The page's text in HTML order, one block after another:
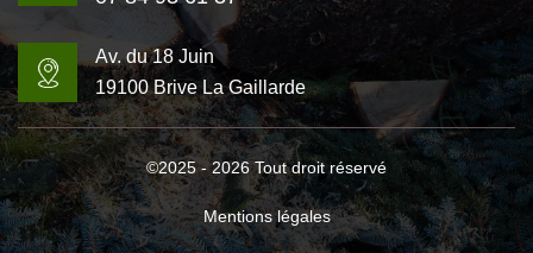
Av. du 18 Juin
19100 Brive La Gaillarde
©2025 - 2026 Tout droit réservé
Mentions légales